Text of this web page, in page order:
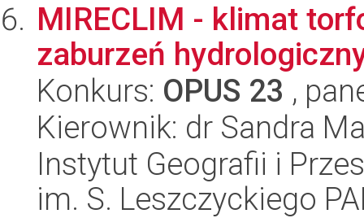
MIRECLIM - klimat
zaburzeń
Konkurs: OPUS 23 ,
Kierownik: dr Sandra
Instytut Geografii i
im. S. Leszczyckiego